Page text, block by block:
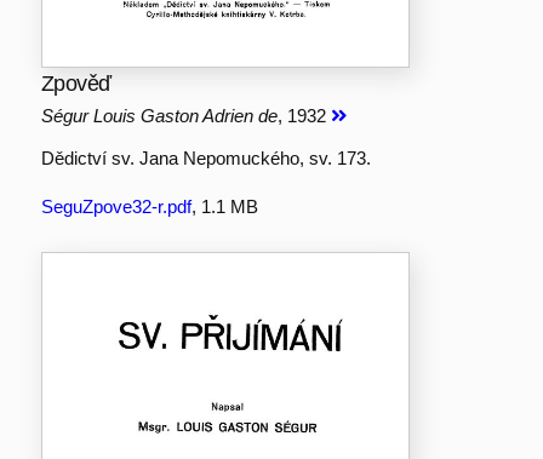
Zpověď
Ségur Louis Gaston Adrien de, 1932
Dědictví sv. Jana Nepomuckého, sv. 173.
SeguZpove32-r.pdf, 1.1 MB